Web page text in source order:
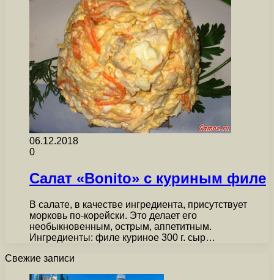
06.12.2018
0
Салат «Bonito» с куриным филе
В салате, в качестве ингредиента, присутствует
морковь по-корейски. Это делает его
необыкновенным, острым, аппетитным.
Ингредиенты: филе куриное 300 г. сыр…
Свежие записи